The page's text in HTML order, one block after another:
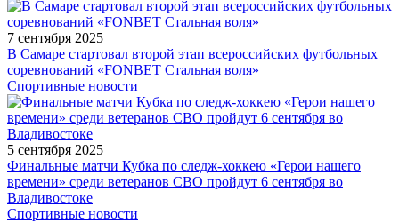
7 сентября 2025
В Самаре стартовал второй этап всероссийских футбольных
соревнований «FONBET Стальная воля»
Спортивные новости
5 сентября 2025
Финальные матчи Кубка по следж-хоккею «Герои нашего
времени» среди ветеранов СВО пройдут 6 сентября во
Владивостоке
Спортивные новости